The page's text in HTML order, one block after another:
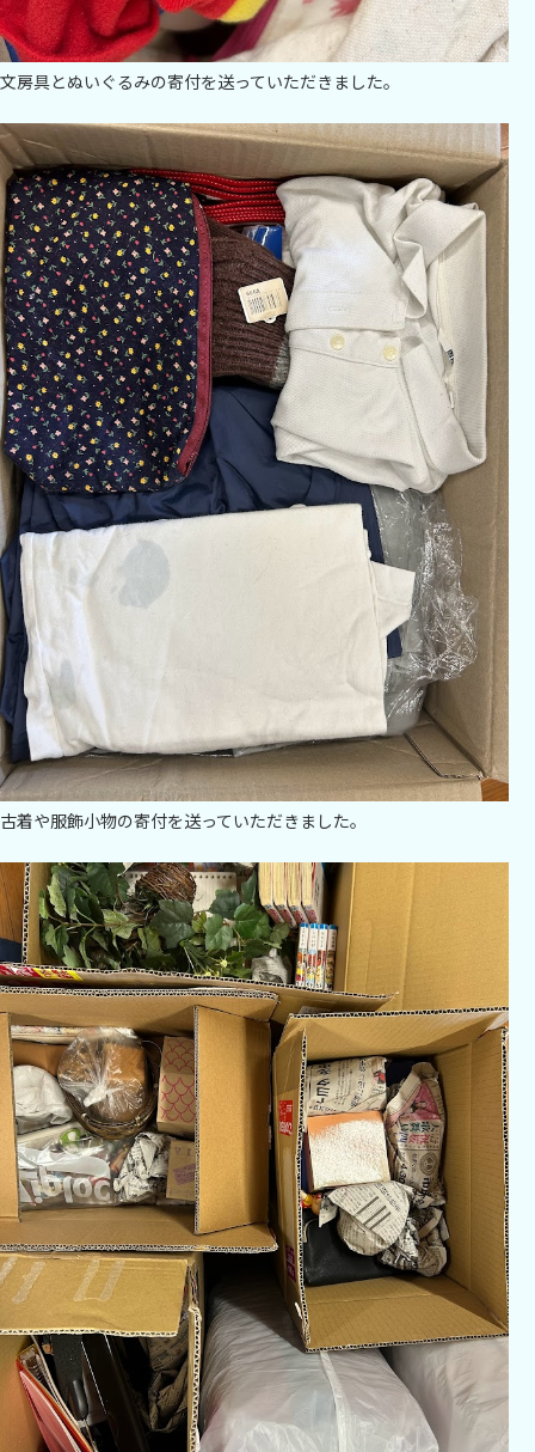
文房具とぬいぐるみの寄付を送っていただきました。
古着や服飾小物の寄付を送っていただきました。